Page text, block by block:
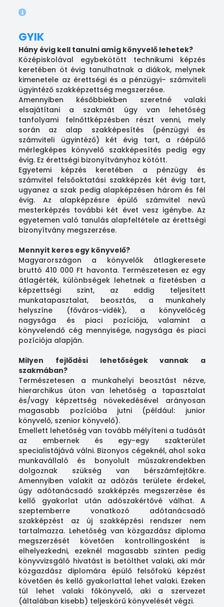
GYIK
Hány évig kell tanulni amíg könyvelő lehetek?
Középiskolával egybekötött technikumi képzés
keretében öt évig tanulhatnak a diákok, melynek
kimenetele az érettségi és a pénzügyi– számviteli
ügyintéző szakképzettség megszerzése.
Amennyiben későbbiekben szeretné valaki
elsajátítani a szakmát úgy van lehetőség
tanfolyami felnőttképzésben részt venni, mely
során az alap szakképesítés (pénzügyi és
számviteli ügyintéző) két évig tart, a ráépülő
mérlegképes könyvelő szakképesítés pedig egy
évig. Ez érettségi bizonyítványhoz kötött.
Egyetemi képzés keretében a pénzügy és
számvitel felsőoktatási szakképzés két évig tart,
ugyanez a szak pedig alapképzésen három és fél
évig. Az alapképzésre épülő számvitel nevű
mesterképzés további két évet vesz igénybe. Az
egyetemen való tanulás alapfeltétele az érettségi
bizonyítvány megszerzése.
Mennyit keres egy könyvelő?
Magyarországon a könyvelők átlagkeresete
bruttó 410 000 Ft havonta. Természetesen ez egy
átlagérték, különbségek lehetnek a fizetésben a
képzettségi szint, az eddig teljesített
munkatapasztalat, beosztás, a munkahely
helyszíne (főváros-vidék), a könyvelőcég
nagysága és piaci pozíciója, valamint a
könyvelendő cég mennyisége, nagysága és piaci
pozíciója alapján.
Milyen fejlődési lehetőségek vannak a
szakmában?
Természetesen a munkahelyi beosztást nézve,
hierarchikus úton van lehetőség a tapasztalat
és/vagy képzettség növekedésével arányosan
magasabb pozícióba jutni (például: junior
könyvelő, szenior könyvelő).
Emellett lehetőség van tovább mélyíteni a tudását
az embernek és egy-egy szakterület
specialistájává válni. Bizonyos cégeknél, ahol soka
munkavállaló és bonyolult műszakrendekben
dolgoznak szükség van bérszámfejtőkre.
Amennyiben valakit az adózás területe érdekel,
úgy adótanácsadó szakképzés megszerzése és
kellő gyakorlat után adószakértővé válhat. A
szeptemberre vonatkozó adótanácsadó
szakképzést az új szakképzési rendszer nem
tartalmazza. Lehetőség van közgazdász diploma
megszerzését követően kontrollingosként is
elhelyezkedni, ezeknél magasabb szinten pedig
könyvvizsgáló hivatást is betölthet valaki, aki már
közgazdász diplomára épülő felsőfokú képzést
követően és kellő gyakorlattal lehet valaki. Ezeken
túl lehet valaki főkönyvelő, aki a szervezet
(általában kisebb) teljeskörű könyvelését végzi.